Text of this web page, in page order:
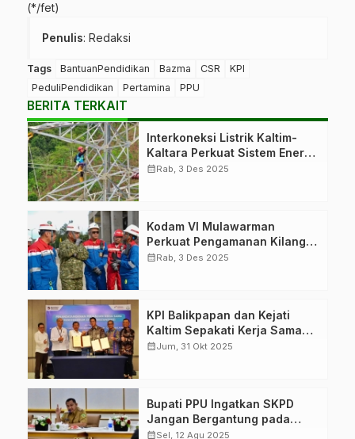
(*/fet)
Penulis: Redaksi
Tags BantuanPendidikan Bazma CSR
KPI
PeduliPendidikan
Pertamina PPU
BERITA TERKAIT
Interkoneksi Listrik Kaltim-
Kaltara Perkuat Sistem Energi
Baru
calendar_monthRab, 3 Des 2025
Kodam VI Mulawarman
Perkuat Pengamanan Kilang
Balikpapan
calendar_monthRab, 3 Des 2025
KPI Balikpapan dan Kejati
Kaltim Sepakati Kerja Sama
Hukum
calendar_monthJum, 31 Okt 2025
Bupati PPU Ingatkan SKPD
Jangan Bergantung pada
APBD
calendar_monthSel, 12 Agu 2025